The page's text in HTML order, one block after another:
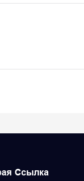
Ссылка